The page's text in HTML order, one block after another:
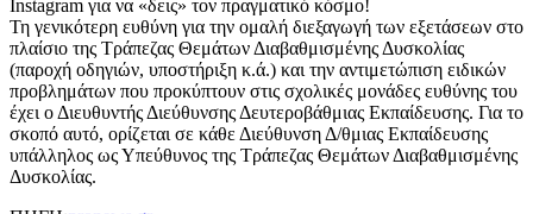
Instagram για να «δεις» τον πραγματικό κόσμο!
Τη γενικότερη ευθύνη για την ομαλή διεξαγωγή των εξετάσεων στο
πλαίσιο της Τράπεζας Θεμάτων Διαβαθμισμένης Δυσκολίας
(παροχή οδηγιών, υποστήριξη κ.ά.) και την αντιμετώπιση ειδικών
προβλημάτων που προκύπτουν στις σχολικές μονάδες ευθύνης του
έχει ο Διευθυντής Διεύθυνσης Δευτεροβάθμιας Εκπαίδευσης. Για το
σκοπό αυτό, ορίζεται σε κάθε Διεύθυνση Δ/θμιας Εκπαίδευσης
υπάλληλος ως Υπεύθυνος της Τράπεζας Θεμάτων Διαβαθμισμένης
Δυσκολίας.